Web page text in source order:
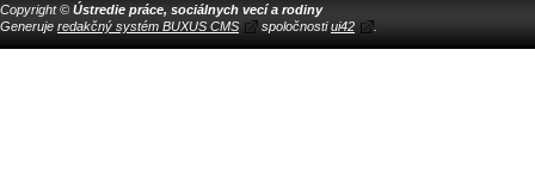
Copyright © Ústredie práce, sociálnych vecí a rodiny
Generuje redakčný systém BUXUS CMS spoločnostiui42